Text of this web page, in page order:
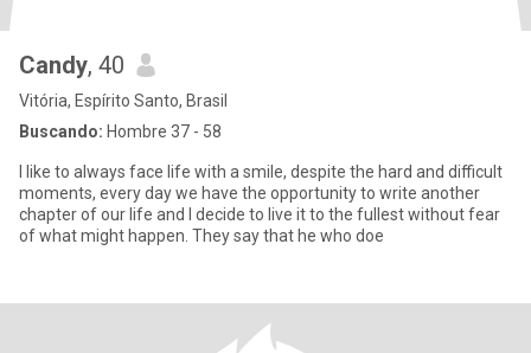
Candy, 40
Vitória, Espírito Santo, Brasil
Buscando: Hombre 37 - 58
I like to always face life with a smile, despite the hard and difficult
moments, every day we have the opportunity to write another
chapter of our life and I decide to live it to the fullest without fear
of what might happen. They say that he who doe